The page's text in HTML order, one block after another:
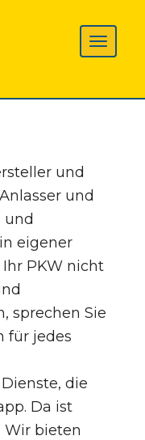
und
und
und
eigener
PKW nicht
sprechen Sie
für jedes
die
Da ist
Wir bieten